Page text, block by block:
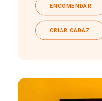
ENCOMENDAR
CRIAR CABAZ